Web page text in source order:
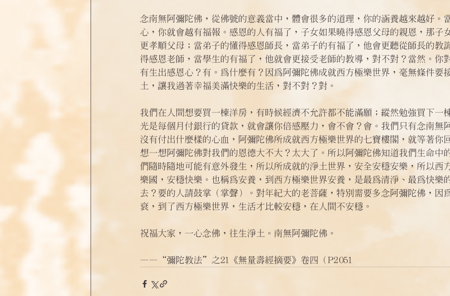
念南無阿彌陀佛，從佛號的意義當中，體會很多的道理，你的涵養越來越好。
心，你就會越有福報。感恩的人有福了，子女如果曉得感恩父母的親恩，那子
更孝順父母；當弟子的懂得感恩師長，當弟子的有福了，他會更聽從師長的教
得感恩老師，當學生的有福了，他就會更接受老師的教導，對不對？當然。你
有生出感恩心？有。為什麼有？因為阿彌陀佛成就西方極樂世界，毫無條件要
土，讓我過著幸福美滿快樂的生活，對不對？對。
我們在人間想要買一棟洋房，有時候經濟不允許都不能滿願；縱然勉強買下一
光是每個月付銀行的貸款，就會讓你倍感壓力，會不會？會。我們只有念南無
沒有付出什麼樣的心血，阿彌陀佛所成就西方極樂世界的七寶樓閣，就等著你
想一想阿彌陀佛對我們的恩德大不大？太大了。所以阿彌陀佛知道我們生命中
們隨時隨地可能有意外發生，所以所成就的淨土世界，安全安穩安樂，所以西
樂國，安穩快樂。也稱為安養，到西方極樂世界安養，是最為清淨、最為快樂
去？要的人請鼓掌（掌聲）。對年紀大的老菩薩，特別需要多念阿彌陀佛，因
衰，到了西方極樂世界，生活才比較安穩，在人間不安穩。
祝福大家，一心念佛，往生淨土。南無阿彌陀佛。
——“彌陀教法”之21《無量壽經摘要》卷四（P2051